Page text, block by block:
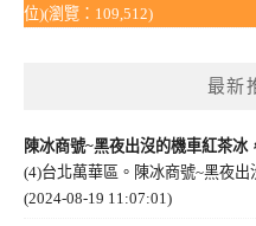
位)(瀏覽：109,512)
最新
陳冰商號~黑夜出沒的機車紅茶冰
(4)台北萬華區。陳冰商號~黑夜
(2024-08-19 11:07:01)